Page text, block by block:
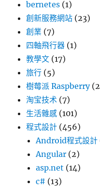
bernetes (1)
創新服務網站 (23)
創業 (7)
四軸飛行器 (1)
教學文 (17)
旅行 (5)
樹莓派 Raspberry
淘宝技术 (7)
生活雜感 (101)
程式設計 (456)
Android程式設計
Angular (2)
asp.net (14)
c# (13)